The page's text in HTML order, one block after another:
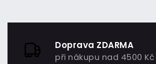
Doprava ZDARMA
při nákupu nad 4500 Kč